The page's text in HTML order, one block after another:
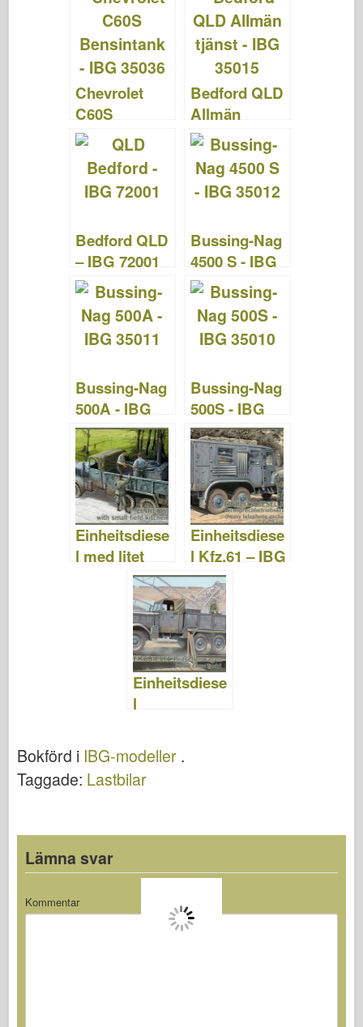
ar
d
d
o
n
t
Chevrolet
C60S
bensintank –
IBG 35036
Bedford QLD
Allmän
service – IBG
35015
Bedford QLD
– IBG 72001
Bussing-Nag
4500 S - IBG
35012
Bussing-Nag
500A - IBG
35011
Bussing-Nag
500S - IBG
35010
Einheitsdiese
l med litet
fältkök Hf.14
– IBG 35007
Einheitsdiese
l Kfz.61 – IBG
35004
Einheitsdiese
l
en – IBG
35003
Bokförd i IBG-modeller .
Taggade: Lastbilar
Lämna svar
Kommentar